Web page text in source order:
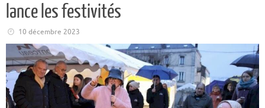
lance les festivités
10 décembre 2023